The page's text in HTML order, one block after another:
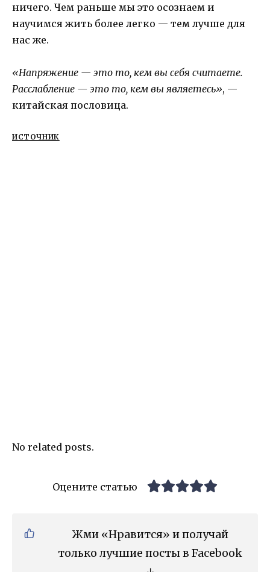
ничего. Чем раньше мы это осознаем и
научимся жить более легко — тем лучше для
нас же.
«Напряжение — это то, кем вы себя считаете.
Расслабление — это то, кем вы являетесь», —
китайская пословица.
ИСТОЧНИК
No related posts.
Оцените статью
Жми «Нравится» и получай
только лучшие посты в Facebook